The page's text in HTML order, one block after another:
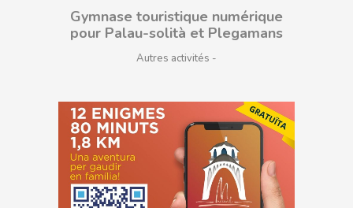
Gymnase touristique numérique
pour Palau-solità et Plegamans
Autres activités